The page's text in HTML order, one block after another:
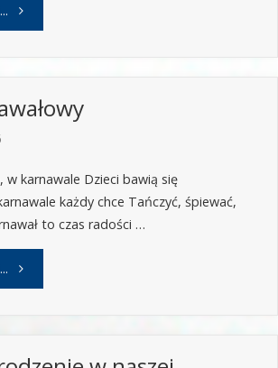
w karnawale Dzieci bawią się
każdy chce Tańczyć, śpiewać,
to czas radości …